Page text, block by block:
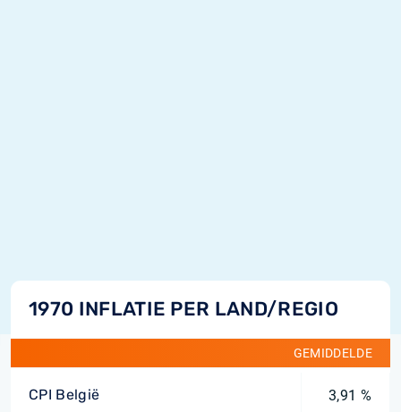
1970 INFLATIE PER LAND/REGIO
GEMIDDELDE
CPI België 3,91 %